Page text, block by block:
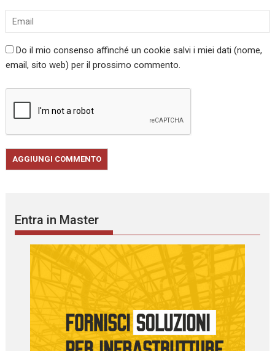
Do il mio consenso affinché un cookie salvi i miei dati (nome,
email, sito web) per il prossimo commento.
Entra in Master